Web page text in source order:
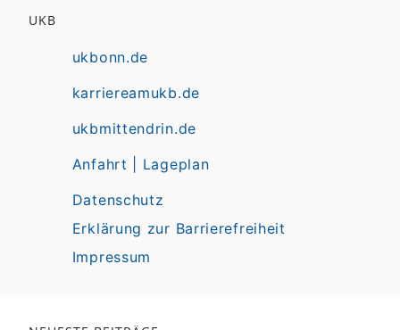
UKB
ukbonn.de
karriereamukb.de
ukbmittendrin.de
Anfahrt | Lageplan
Datenschutz
Erklärung zur Barrierefreiheit
Impressum